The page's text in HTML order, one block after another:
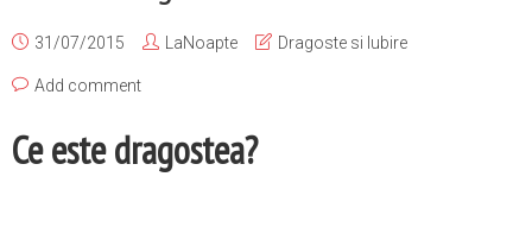
31/07/2015 LaNoapte Dragoste si Iubire
Add comment
Ce este dragostea?